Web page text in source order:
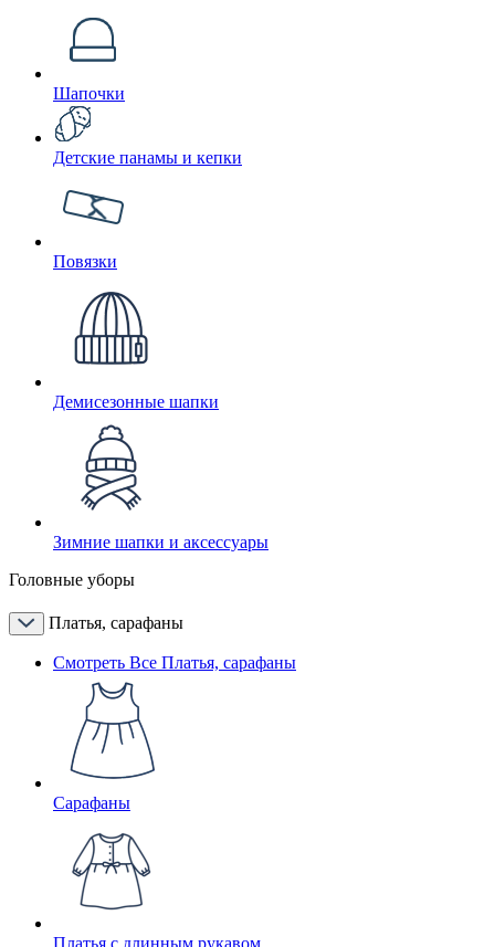
Шапочки
Детские панамы и кепки
Повязки
Демисезонные шапки
Зимние шапки и аксессуары
Головные уборы
Платья, сарафаны
Смотреть Все Платья, сарафаны
Сарафаны
Платья с длинным рукавом